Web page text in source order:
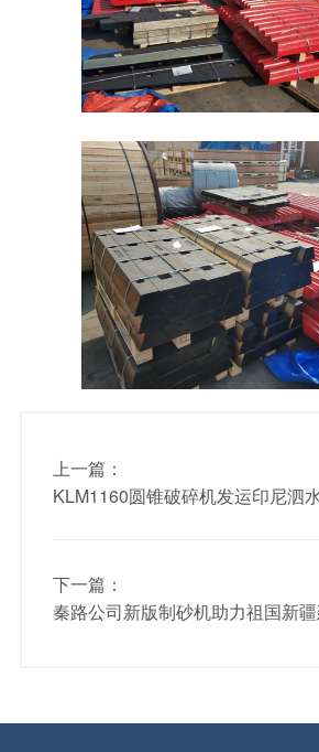
上一篇：
KLM1160圆锥破碎机发运印尼泗
下一篇：
秦路公司新版制砂机助力祖国新